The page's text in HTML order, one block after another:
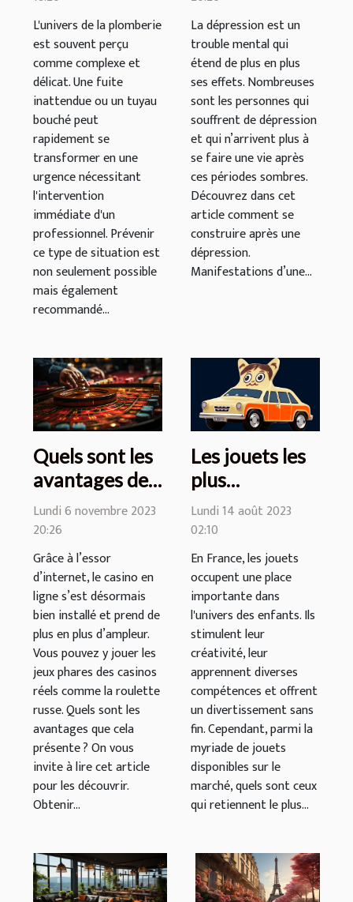
en plomberie
L'univers de la plomberie
est souvent perçu
comme complexe et
délicat. Une fuite
inattendue ou un tuyau
bouché peut
rapidement se
transformer en une
urgence nécessitant
l'intervention
immédiate d'un
professionnel. Prévenir
ce type de situation est
non seulement possible
mais également
recommandé...
majeure ?
La dépression est un
trouble mental qui
étend de plus en plus
ses effets. Nombreuses
sont les personnes qui
souffrent de dépression
et qui n’arrivent plus à
se faire une vie après
ces périodes sombres.
Découvrez dans cet
article comment se
construire après une
dépression.
Manifestations d’une...
Quels sont les
avantages de
jouer à la
roulette russe
en ligne ?
Lundi 6 novembre 2023
20:26
Grâce à l’essor
d’internet, le casino en
ligne s’est désormais
bien installé et prend de
plus en plus d’ampleur.
Vous pouvez y jouer les
jeux phares des casinos
réels comme la roulette
russe. Quels sont les
avantages que cela
présente ? On vous
invite à lire cet article
pour les découvrir.
Obtenir...
Les jouets les
plus
populaires
pour les
enfants en
France
Lundi 14 août 2023
02:10
En France, les jouets
occupent une place
importante dans
l'univers des enfants. Ils
stimulent leur
créativité, leur
apprennent diverses
compétences et offrent
un divertissement sans
fin. Cependant, parmi la
myriade de jouets
disponibles sur le
marché, quels sont ceux
qui retiennent le plus...